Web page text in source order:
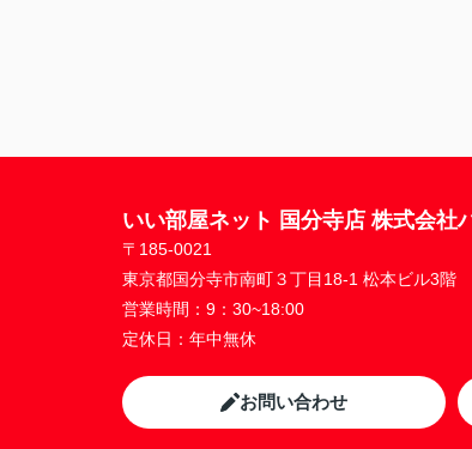
いい部屋ネット 国分寺店 株式会社
〒185-0021
東京都国分寺市南町３丁目18-1 松本ビル3階
営業時間： 9：30~18:00
定休日： 年中無休
お問い合わせ